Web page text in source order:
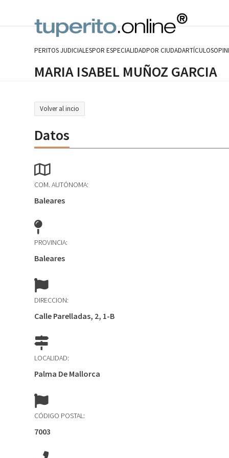
PERITOS JUDICIALESPOR ESPECIALIDADPOR CIUDADARTÍCULOS
MARIA ISABEL MUÑOZ GARCIA
Volver al incio
Datos
COM. AUTÓNOMA:
Baleares
PROVINCIA:
Baleares
DIRECCION:
Calle Parelladas, 2, 1-B
LOCALIDAD:
Palma De Mallorca
CÓDIGO POSTAL:
7003